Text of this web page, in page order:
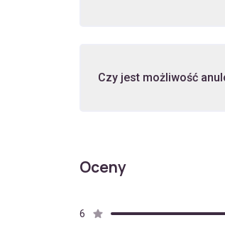
Czy jest możliwość
Oceny
6